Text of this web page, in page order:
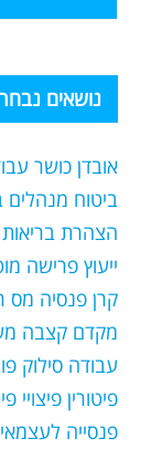
נושאים
אובדן כושר
ביטוח מנהלים
הצהרת בריאות
ייעוץ פרישה
קרן פנסיה מס
מקדם קצבה
עבודה סילוק
פיטורין פיצויי
פנסייה